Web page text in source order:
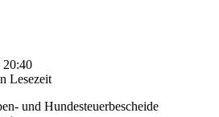
20:40
Lesezeit